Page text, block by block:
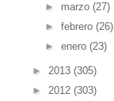
► marzo (27)
► febrero (26)
► enero (23)
► 2013 (305)
► 2012 (303)